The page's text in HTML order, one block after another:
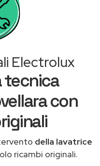
Electrolux
tecnica
con
della lavatrice
ricambi originali.